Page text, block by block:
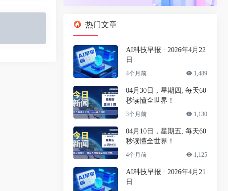
热门文章
AI科技早报 · 2026年4月22
日
4个月前 1,489
04月30日，星期四, 每天60
秒读懂全世界！
3个月前 1,130
04月10日，星期五, 每天60
秒读懂全世界！
4个月前 1,125
AI科技早报 · 2026年4月21
日